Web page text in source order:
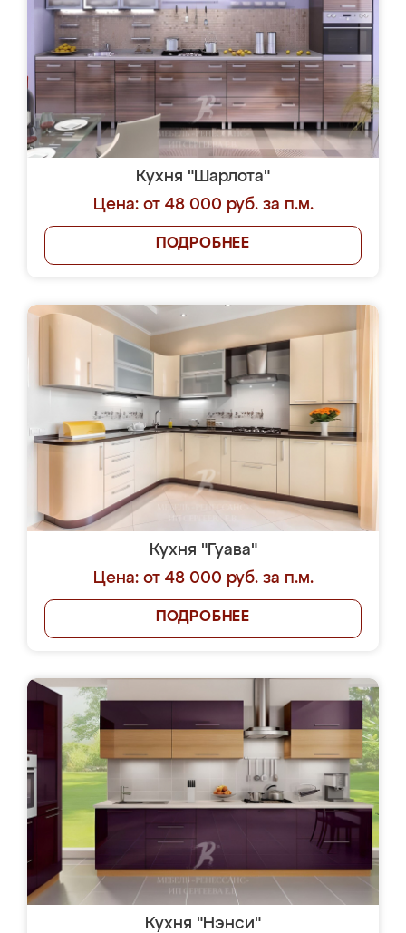
Кухня "Шарлота"
Цена: от 48 000 руб. за п.м.
ПОДРОБНЕЕ
Кухня "Гуава"
Цена: от 48 000 руб. за п.м.
ПОДРОБНЕЕ
Кухня "Нэнси"